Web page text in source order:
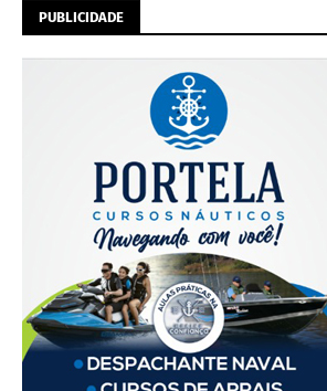
PUBLICIDADE